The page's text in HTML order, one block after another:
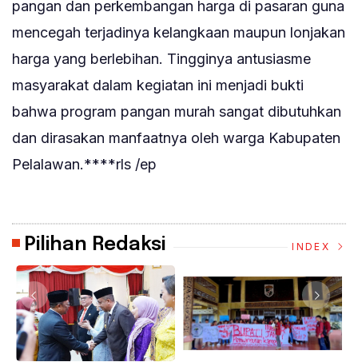
pangan dan perkembangan harga di pasaran guna
mencegah terjadinya kelangkaan maupun lonjakan
harga yang berlebihan. Tingginya antusiasme
masyarakat dalam kegiatan ini menjadi bukti
bahwa program pangan murah sangat dibutuhkan
dan dirasakan manfaatnya oleh warga Kabupaten
Pelalawan.****rls /ep
Pilihan Redaksi INDEX